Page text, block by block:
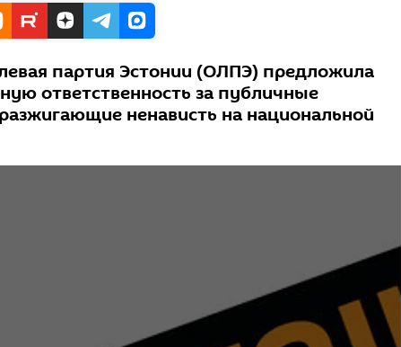
партия Эстонии (ОЛПЭ) предложила
ответственность за публичные
ненависть на национальной